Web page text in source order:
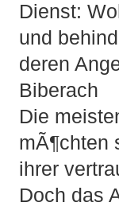
Dienst:
und
deren
Biberach
Die
mÃ¶chten
ihrer
Doch das